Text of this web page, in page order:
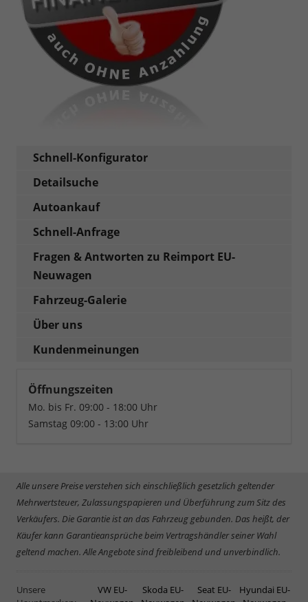
Schnell-Konfigurator
Detailsuche
Autoankauf
Schnell-Anfrage
Fragen & Antworten zu Reimport EU-
Neuwagen
Fahrzeug-Galerie
Über uns
Kundenmeinungen
Öffnungszeiten
Mo. bis Fr. 09:00 - 18:00 Uhr
Samstag 09:00 - 13:00 Uhr
Alle unsere Preise verstehen sich einschließlich gesetzlich geltender
Mehrwertsteuer, Zulassungspapieren und Überführung zum Sitz des
Verkäufers. Die Garantie ist an das Fahrzeug gebunden. Das heißt, der
Käufer kann Garantieansprüche beim Vertragshändler seiner Wahl
geltend machen. Alle Angebote sind freibleibend und unverbindlich.
Unsere
VW EU-
Skoda EU-
Seat EU-
Hyundai EU-